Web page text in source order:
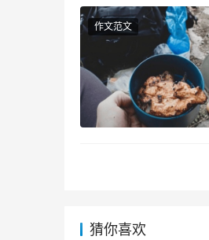
作文范文
猜你喜欢